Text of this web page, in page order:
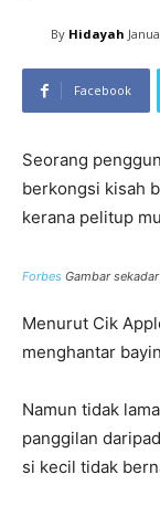
By Hidayah
Facebook
Seorang
berkongsi kisah
kerana pelitup
Forbes Gambar
Menurut Cik
menghantar
Namun tidak
panggilan
si kecil tidak